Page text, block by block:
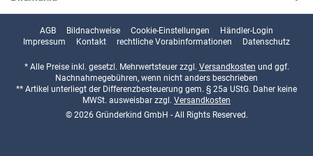
AGB Bildnachweise Cookie-Einstellungen
Händler-Login
Impressum
Kontakt rechtliche Vorabinformationen Datenschutz
* Alle Preise inkl. gesetzl. Mehrwertsteuer zzgl. Versandkosten und ggf.
Nachnahmegebühren, wenn nicht anders beschrieben
** Artikel unterliegt der Differenzbesteuerung gem. § 25a UStG. Daher keine
MWSt. ausweisbar zzgl. Versandkosten
© 2026 Gründerkind GmbH - All Rights Reserved.